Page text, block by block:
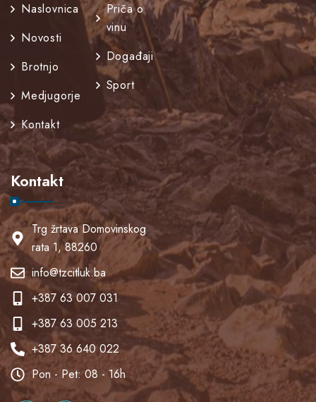
Naslovnica
Novosti
Brotnjo
Medjugorje
Kontakt
Priča o
vinu
Događaji
Sport
Kontakt
Trg žrtava Domovinskog
rata 1, 88260
info@tzcitluk.ba
+387 63 007 031
+387 63 005 213
+387 36 640 022
Pon - Pet: 08 - 16h